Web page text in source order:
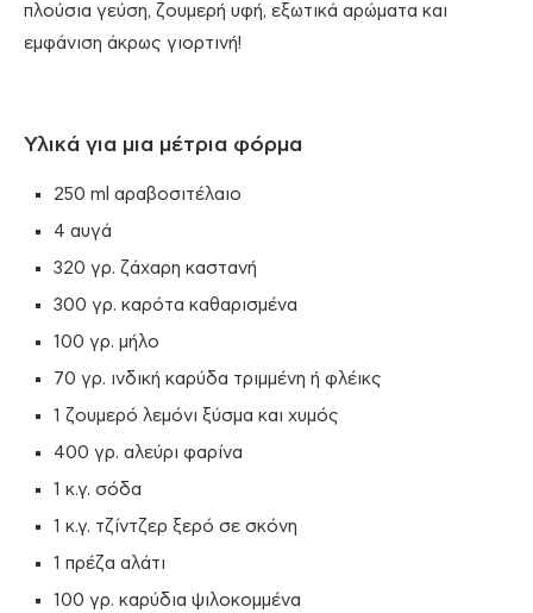
πλούσια γεύση, ζουμερή υφή, εξωτικά αρώματα και
εμφάνιση άκρως γιορτινή!
Υλικά για μια μέτρια φόρμα
250 ml αραβοσιτέλαιο
4 αυγά
320 γρ. ζάχαρη καστανή
300 γρ. καρότα καθαρισμένα
100 γρ. μήλο
70 γρ. ινδική καρύδα τριμμένη ή φλέικς
1 ζουμερό λεμόνι ξύσμα και χυμός
400 γρ. αλεύρι φαρίνα
1 κ.γ. σόδα
1 κ.γ. τζίντζερ ξερό σε σκόνη
1 πρέζα αλάτι
100 γρ. καρύδια ψιλοκομμένα